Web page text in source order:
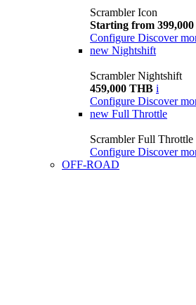
Scrambler Icon
Starting from
Configure Discover
new Nightshift
Scrambler Nightshift
459,000 THB i
Configure Discover
new Full Throttle
Scrambler Full Throttle
Configure Discover
OFF-ROAD